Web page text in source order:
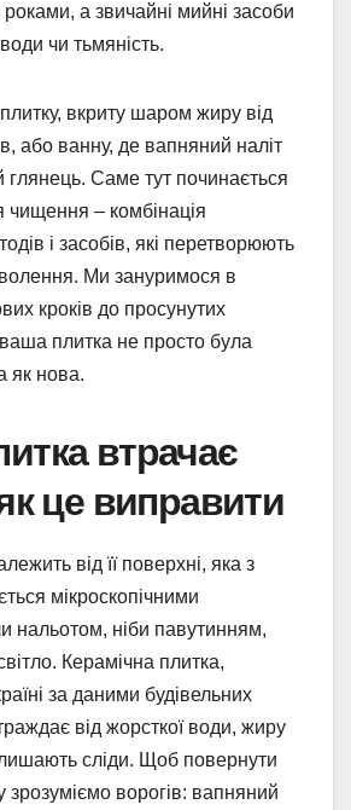
а звичайні мийні засоби
чи тьмяність.
вкриту шаром жиру від
або ванну, де вапняний наліт
глянець. Саме тут починається
чищення – комбінація
і засобів, які перетворюють
Ми зануримося в
кроків до просунутих
плитка не просто була
як нова.
втрачає
це виправити
від її поверхні, яка з
мікроскопічними
нальотом, ніби павутинням,
Керамічна плитка,
за даними будівельних
від жорсткої води, жиру
сліди. Щоб повернути
зрозуміємо ворогів: вапняний